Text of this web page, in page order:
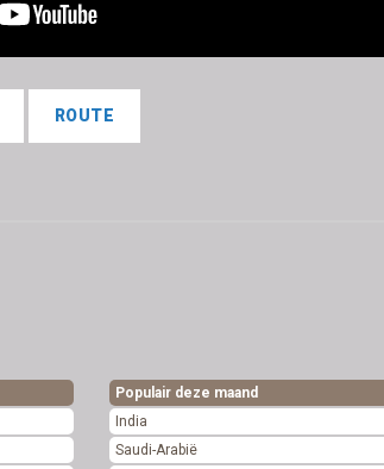
ROUTE
Populair deze maand
India
Saudi-Arabië